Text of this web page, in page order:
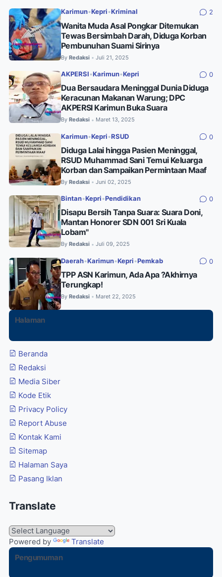
Karimun•Kepri •Kriminal 2
Wanita Muda Asal Pongkar Ditemukan
Tewas Bersimbah Darah, Diduga Korban
Pembunuhan Suami Sirinya
By Redaksi • Juli 21, 2025
AKPERSI •Karimun•Kepri 0
Dua Bersaudara Meninggal Dunia Diduga
Keracunan Makanan Warung; DPC
AKPERSI Karimun Buka Suara
By Redaksi • Maret 13, 2025
Karimun•Kepri •RSUD 0
Diduga Lalai hingga Pasien Meninggal,
RSUD Muhammad Sani Temui Keluarga
Korban dan Sampaikan Permintaan Maaf
By Redaksi • Juni 02, 2025
Bintan•Kepri •Pendidikan 0
Disapu Bersih Tanpa Suara: Suara Doni,
Mantan Honorer SDN 001 Sri Kuala
Lobam"
By Redaksi • Juli 09, 2025
Daerah•Karimun•Kepri •Pemkab 0
TPP ASN Karimun, Ada Apa ?Akhirnya
Terungkap!
By Redaksi • Maret 22, 2025
Halaman
Beranda
Redaksi
Media Siber
Kode Etik
Privacy Policy
Report Abuse
Kontak Kami
Sitemap
Halaman Saya
Pasang Iklan
Translate
Powered by
Translate
Pengumuman